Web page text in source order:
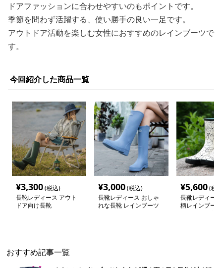
ドアファッションに合わせやすいのもポイントです。
季節を問わず活躍する、使い勝手の良い一足です。
アウトドア活動を楽しむ女性におすすめのレインブーツで
す。
今回紹介した商品一覧
¥3,300(税込)
長靴レディース アウト
ドア向け長靴
¥3,000(税込)
長靴レディース おしゃ
れな長靴 レインブーツ
¥5,600(税
長靴レディー
柄レインブー
おすすめ記事一覧